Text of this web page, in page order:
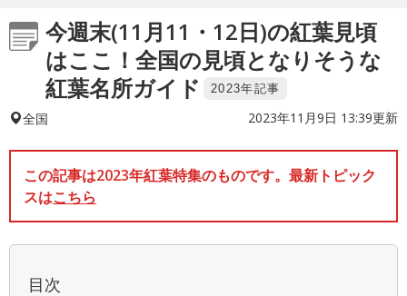
今週末(11月11・12日)の紅葉見頃
はここ！全国の見頃となりそうな
紅葉名所ガイド
2023年記事
全国 2023年11月9日 13:39更新
この記事は2023年紅葉特集のものです。最新トピック
スはこちら
目次